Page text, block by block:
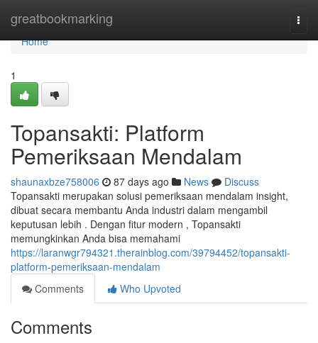
greatbookmarking
Home
Home
1
Topansakti: Platform
Pemeriksaan Mendalam
shaunaxbze758006 87 days ago News
Discuss
Topansakti merupakan solusi pemeriksaan mendalam insight,
dibuat secara membantu Anda industri dalam mengambil
keputusan lebih . Dengan fitur modern , Topansakti
memungkinkan Anda bisa memahami
https://laranwgr794321.therainblog.com/39794452/topansakti-
platform-pemeriksaan-mendalam
Comments
Who Upvoted
Comments